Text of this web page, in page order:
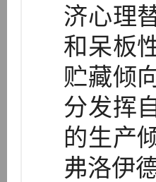
济心理
和呆板
贮藏倾
分发挥
的生产
弗洛伊